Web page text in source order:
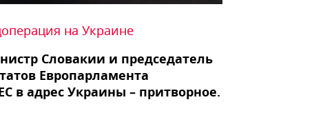
на Украине
Словакии и председатель
Европарламента
в адрес Украины – притворное.